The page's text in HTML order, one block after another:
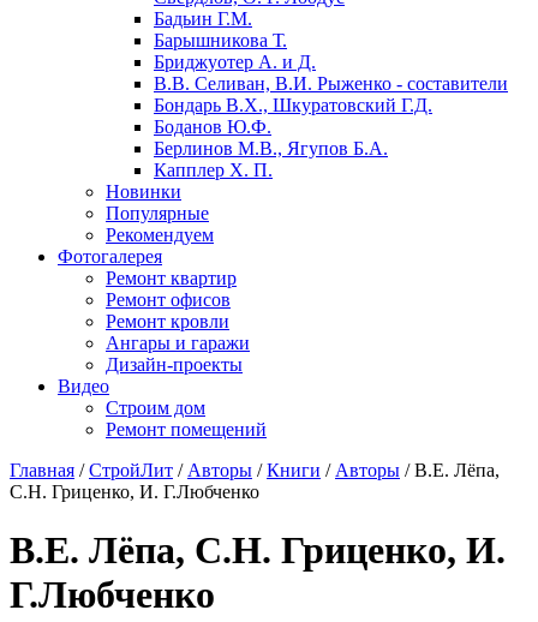
Бадьин Г.М.
Барышникова Т.
Бриджуотер А. и Д.
В.В. Селиван, В.И. Рыженко - составители
Бондарь В.X., Шкуратовский Г.Д.
Боданов Ю.Ф.
Берлинов М.В., Ягупов Б.А.
Капплер X. П.
Новинки
Популярные
Рекомендуем
Фотогалерея
Ремонт квартир
Ремонт офисов
Ремонт кровли
Ангары и гаражи
Дизайн-проекты
Видео
Строим дом
Ремонт помещений
Главная /СтройЛит / Авторы /Книги / Авторы /В.Е. Лёпа,
С.Н. Гриценко, И. Г.Любченко
В.Е. Лёпа, С.Н. Гриценко, И.
Г.Любченко